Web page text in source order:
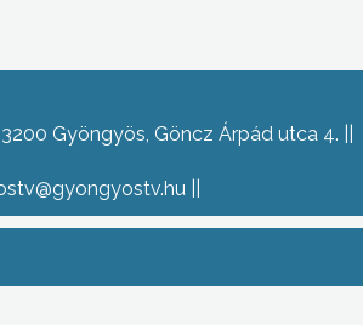
3200 Gyöngyös, Göncz Árpád utca 4.